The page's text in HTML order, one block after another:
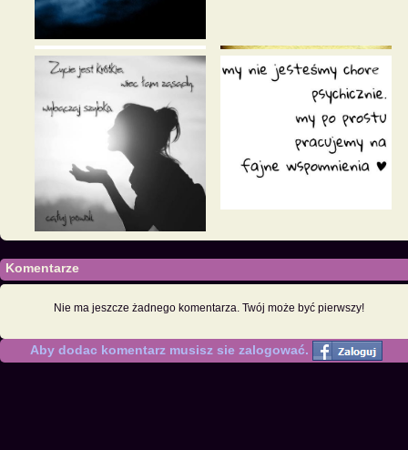
Komentarze
Nie ma jeszcze żadnego komentarza. Twój może być pierwszy!
Aby dodac komentarz musisz sie zalogować.